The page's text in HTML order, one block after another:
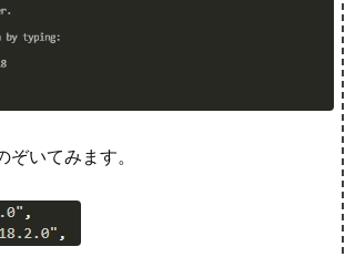
いてみます。